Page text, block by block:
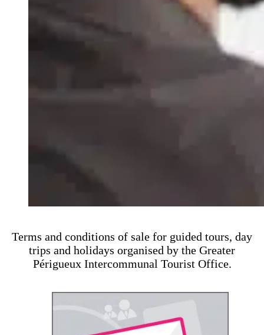
Terms and conditions of sale for guided tours, day
trips and holidays organised by the Greater
Périgueux Intercommunal Tourist Office.